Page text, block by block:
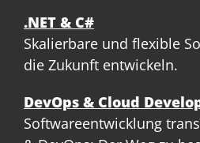
.NET & C#
Skalierbare und flexible
die Zukunft entwickeln.
DevOps & Cloud
Softwareentwicklung